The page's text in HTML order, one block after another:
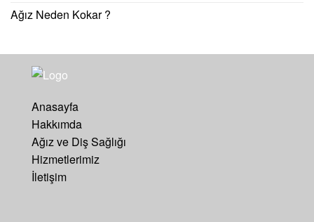
Ağız Neden Kokar ?
Anasayfa
Hakkımda
Ağız ve Diş Sağlığı
Hizmetlerimiz
İletişim